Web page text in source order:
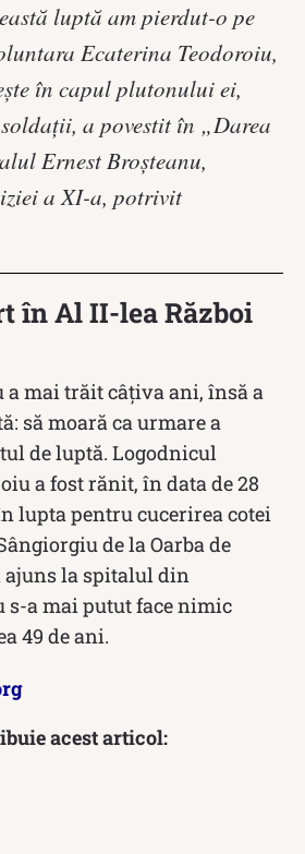
luptă am pierdut-o pe
Ecaterina Teodoroiu,
în capul plutonului ei,
a povestit în „Darea
Ernest Broşteanu,
a XI-a, potrivit
în Al II-lea Război
a mai trăit câțiva ani, însă a
să moară ca urmare a
de luptă. Logodnicul
a fost rănit, în data de 28
lupta pentru cucerirea cotei
de la Oarba de
ajuns la spitalul din
s-a mai putut face nimic
49 de ani.
acest articol: